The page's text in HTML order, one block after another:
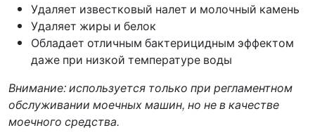
Удаляет известковый налет и молочный камень
Удаляет жиры и белок
Обладает отличным бактерицидным эффектом
даже при низкой температуре воды
Внимание: используется только при регламентном
обслуживании моечных машин, но не в качестве
моечного средства.